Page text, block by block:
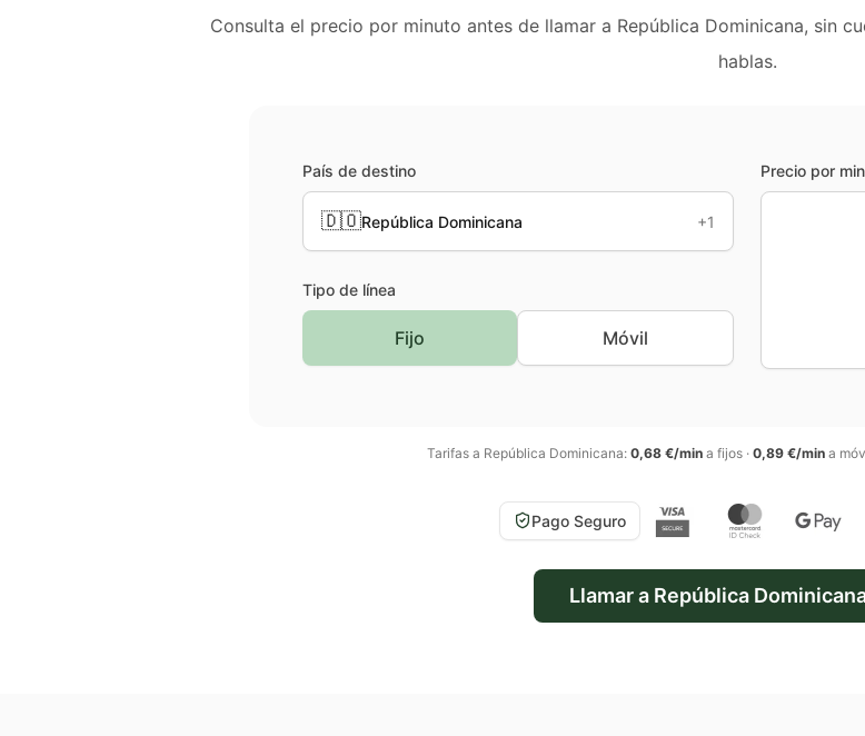
Consulta el precio por minuto antes de llamar a República Dominicana, sin
hablas.
País de destino
🇩🇴República Dominicana +1
Tipo de línea
Fijo Móvil
Precio por
Tarifas a República Dominicana: 0,68 €/mina fijos· 0,89 €/mina
Pago Seguro
Llamar a República